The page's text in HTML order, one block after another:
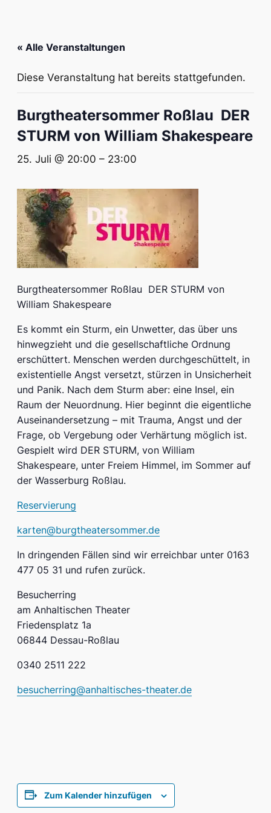
« Alle Veranstaltungen
Diese Veranstaltung hat bereits stattgefunden.
Burgtheatersommer Roßlau DER
STURM von William Shakespeare
25. Juli @ 20:00 – 23:00
Burgtheatersommer Roßlau DER STURM von
William Shakespeare
Es kommt ein Sturm, ein Unwetter, das über uns
hinwegzieht und die gesellschaftliche Ordnung
erschüttert. Menschen werden durchgeschüttelt, in
existentielle Angst versetzt, stürzen in Unsicherheit
und Panik. Nach dem Sturm aber: eine Insel, ein
Raum der Neuordnung. Hier beginnt die eigentliche
Auseinandersetzung – mit Trauma, Angst und der
Frage, ob Vergebung oder Verhärtung möglich ist.
Gespielt wird DER STURM, von William
Shakespeare, unter Freiem Himmel, im Sommer auf
der Wasserburg Roßlau.
Reservierung
karten@burgtheatersommer.de
In dringenden Fällen sind wir erreichbar unter 0163
477 05 31 und rufen zurück.
Besucherring
am Anhaltischen Theater
Friedensplatz 1a
06844 Dessau-Roßlau
0340 2511 222
besucherring@anhaltisches-theater.de
Zum Kalender hinzufügen